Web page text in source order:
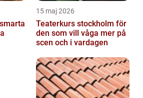
15 maj 2026
Teaterkurs stockholm för
den som vill våga mer på
scen och i vardagen